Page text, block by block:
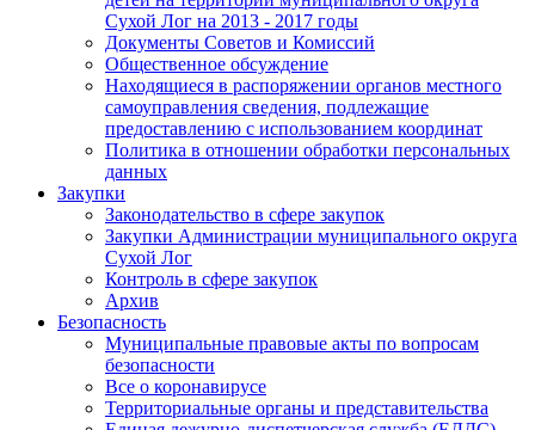
Сухой Лог на 2013 - 2017 годы
Документы Советов и Комиссий
Общественное обсуждение
Находящиеся в распоряжении органов местного
самоуправления сведения, подлежащие
предоставлению с использованием координат
Политика в отношении обработки персональных
данных
Закупки
Законодательство в сфере закупок
Закупки Администрации муниципального округа
Сухой Лог
Контроль в сфере закупок
Архив
Безопасность
Муниципальные правовые акты по вопросам
безопасности
Все о коронавирусе
Территориальные органы и представительства